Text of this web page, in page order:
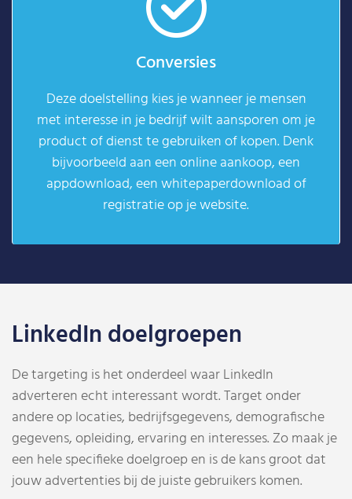
Conversies
Deze doelstelling kies je wanneer je mensen
met interesse in je bedrijf wilt aansporen om je
product of dienst te gebruiken of kopen. Denk
bijvoorbeeld aan een online aankoop, een
appdownload, een whitepaperdownload of
registratie op je website.
LinkedIn doelgroepen
De targeting is het onderdeel waar LinkedIn
adverteren echt interessant wordt. Target onder
andere op locaties, bedrijfsgegevens, demografische
gegevens, opleiding, ervaring en interesses. Zo maak je
een hele specifieke doelgroep en is de kans groot dat
jouw advertenties bij de juiste gebruikers komen.